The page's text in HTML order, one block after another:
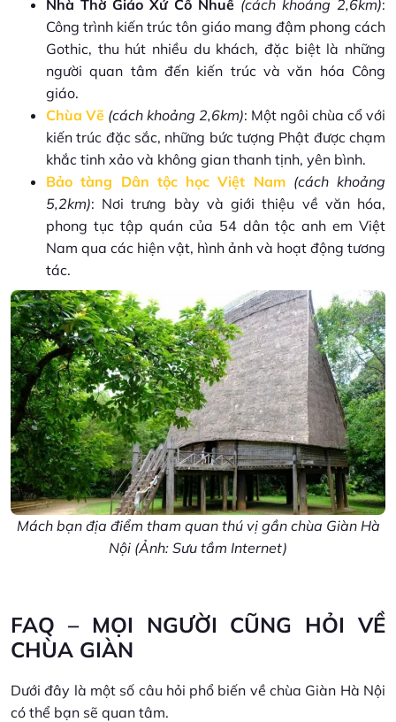
Nhà Thờ Giáo Xứ Cổ Nhuế (cách khoảng 2,6km):
Công trình kiến trúc tôn giáo mang đậm phong cách
Gothic, thu hút nhiều du khách, đặc biệt là những
người quan tâm đến kiến trúc và văn hóa Công
giáo.
Chùa Vẽ (cách khoảng 2,6km): Một ngôi chùa cổ với
kiến trúc đặc sắc, những bức tượng Phật được chạm
khắc tinh xảo và không gian thanh tịnh, yên bình.
Bảo tàng Dân tộc học Việt Nam(cách khoảng
5,2km): Nơi trưng bày và giới thiệu về văn hóa,
phong tục tập quán của 54 dân tộc anh em Việt
Nam qua các hiện vật, hình ảnh và hoạt động tương
tác.
Mách bạn địa điểm tham quan thú vị gần chùa Giàn Hà
Nội (Ảnh: Sưu tầm Internet)
FAQ – MỌI NGƯỜI CŨNG HỎI VỀ
CHÙA GIÀN
Dưới đây là một số câu hỏi phổ biến về chùa Giàn Hà Nội
có thể bạn sẽ quan tâm.